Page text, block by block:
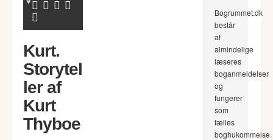
Kurt.
Storytel
ler af
Kurt
Thyboe
Bogrummet.dk
består
af
almindelige
læseres
boganmeldelser
og
fungerer
som
fælles
boghukommelse.